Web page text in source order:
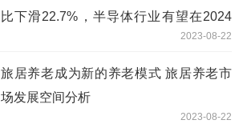
比下滑22.7%，半导体行业有望在2024
2023-08-22
旅居养老成为新的养老模式 旅居养老市
场发展空间分析
2023-08-22